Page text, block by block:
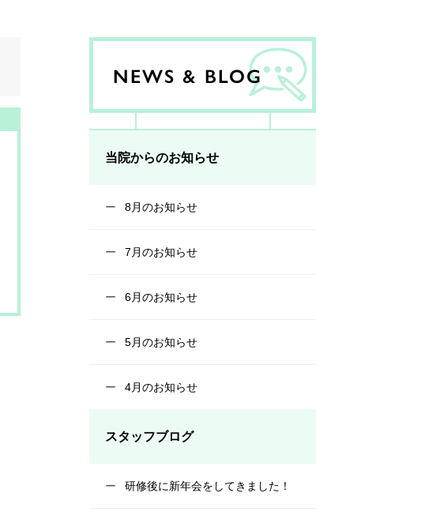
NEWS & BLOG
当院からのお知らせ
8月のお知らせ
7月のお知らせ
6月のお知らせ
5月のお知らせ
4月のお知らせ
スタッフブログ
研修後に新年会をしてきました！